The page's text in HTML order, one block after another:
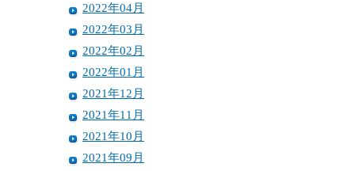
2022年04月
2022年03月
2022年02月
2022年01月
2021年12月
2021年11月
2021年10月
2021年09月